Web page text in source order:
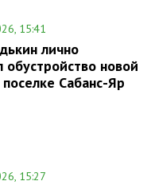
15:41
лично
обустройство новой
Сабанс-Яр
15:27